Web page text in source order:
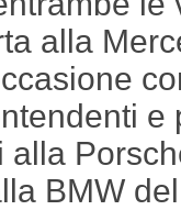
alla
e
BMW